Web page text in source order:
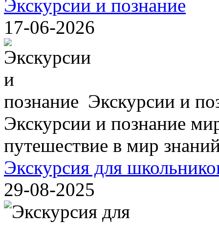
Экскурсии и познание
17-06-2026
Экскурсии и
Экскурсии и познание
путешествие в мир
Экскурсия для
29-08-2025